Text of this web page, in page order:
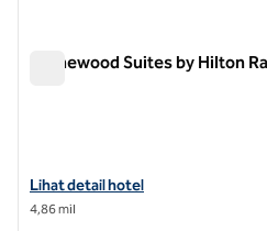
Homewood Suites by Hilton
Lihat detail hotel untuk
Lihat detail hotel
4,86 mil